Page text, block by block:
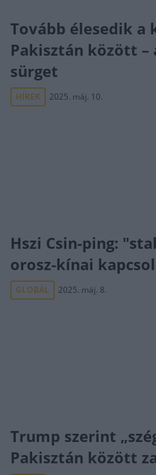
Tovább élesedik a
Pakisztán között –
sürget
HÍREK 2025. máj. 10.
Hszi Csin-ping:
orosz-kínai
GLOBÁL 2025. máj. 8.
Trump szerint
Pakisztán között